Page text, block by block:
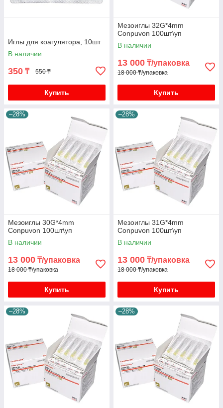
Иглы для коагулятора, 10шт
В наличии
350 ₸ 550 ₸
Купить
Мезоиглы 32G*4mm
Conpuvon 100шт\уп
В наличии
13 000 ₸/упаковка
18 000 ₸/упаковка
Купить
–28%
Мезоиглы 30G*4mm
Conpuvon 100шт\уп
В наличии
13 000 ₸/упаковка
18 000 ₸/упаковка
Купить
–28%
Мезоиглы 31G*4mm
Conpuvon 100шт\уп
В наличии
13 000 ₸/упаковка
18 000 ₸/упаковка
Купить
–28% –28%